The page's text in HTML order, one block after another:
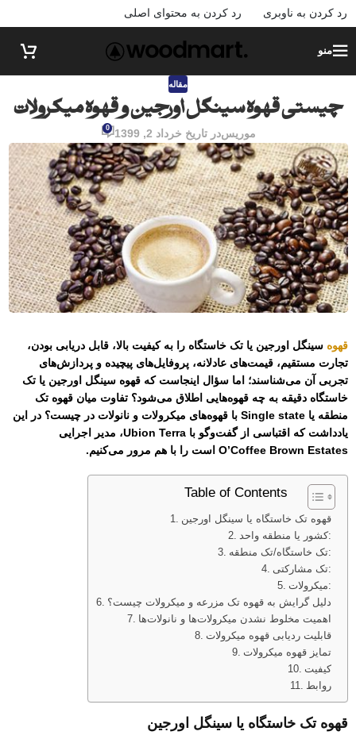
رد کردن به ناوبری رد کردن به محتوای اصلی
منو
مقاله
چیستی قهوه سینگل اورجین و قهوه‌ میکرولات
موریسدر تاریخ خرداد 2, 1399 0
قهوه سینگل اورجین یا تک خاستگاه را به کیفیت بالا، قابل دریابی بودن،
تجارت مستقیم، قیمت‌های عادلانه، پروفایل‌های پیچیده و پردازش‌های
تجربی آن می‌شناسند؛ اما سؤال اینجاست که قهوه سینگل اورجین یا تک
خاستگاه دقیقه به چه قهوه‌هایی اطلاق می‌شود؟ تفاوت میان قهوه تک
منطقه یا Single state با قهوه‌های میکرولات و نانولات در چیست؟ در این
یادداشت که اقتباسی از گفت‌وگو با Ubion Terra، مدیر اجرایی
O’Coffee Brown Estates است را با هم مرور می‌کنیم.
Table of Contents
قهوه تک خاستگاه یا سینگل اورجین
کشور یا منطقه واحد:
تک خاستگاه/تک منطقه:
تک مشارکتی:
میکرو‌لات:
دلیل گرایش به قهوه تک مزرعه و میکرو‌لات چیست؟
اهمیت مخلوط نشدن میکرولات‌ها و نانولات‌ها
قابلیت ردیابی قهوه‌ میکرولات
تمایز قهوه‌ میکرولات
کیفیت
روابط
قهوه تک خاستگاه یا سینگل اورجین